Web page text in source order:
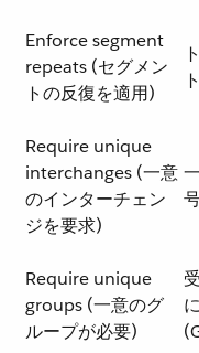
Enforce segment
repeats (セグメン
トの反復を適用)
Require unique
interchanges (一意
のインターチェン
ジを要求)
Require unique
groups (一意のグ
ループが必要)